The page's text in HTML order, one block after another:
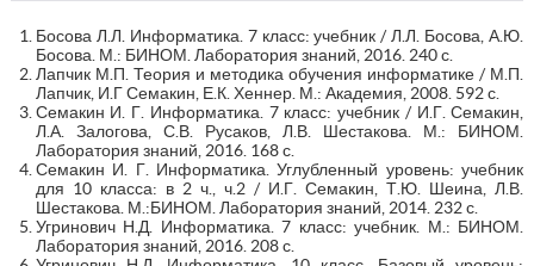
Босова Л.Л. Информатика. 7 класс: учебник / Л.Л. Босова, А.Ю.
Босова. М.: БИНОМ. Лаборатория знаний, 2016. 240 с.
Лапчик М.П. Теория и методика обучения информатике / М.П.
Лапчик, И.Г Семакин, Е.К. Хеннер. М.: Академия, 2008. 592 с.
Семакин И. Г. Информатика. 7 класс: учебник / И.Г. Семакин,
Л.А. Залогова, С.В. Русаков, Л.В. Шестакова. М.: БИНОМ.
Лаборатория знаний, 2016. 168 с.
Семакин И. Г. Информатика. Углубленный уровень: учебник
для 10 класса: в 2 ч., ч.2 / И.Г. Семакин, Т.Ю. Шеина, Л.В.
Шестакова. М.:БИНОМ. Лаборатория знаний, 2014. 232 с.
Угринович Н.Д. Информатика. 7 класс: учебник. М.: БИНОМ.
Лаборатория знаний, 2016. 208 с.